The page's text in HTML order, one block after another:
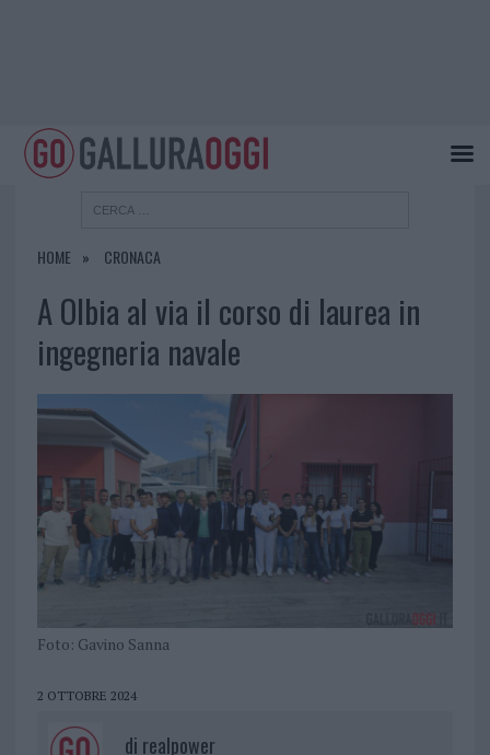
HOME CRONACA
A Olbia al via il corso di laurea in
ingegneria navale
Foto: Gavino Sanna
2 OTTOBRE 2024
di realpower